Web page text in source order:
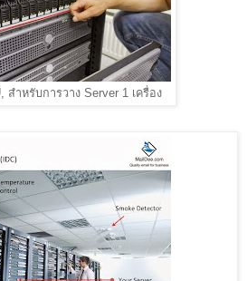
ำหรับการวาง Server 1 เครื่อง